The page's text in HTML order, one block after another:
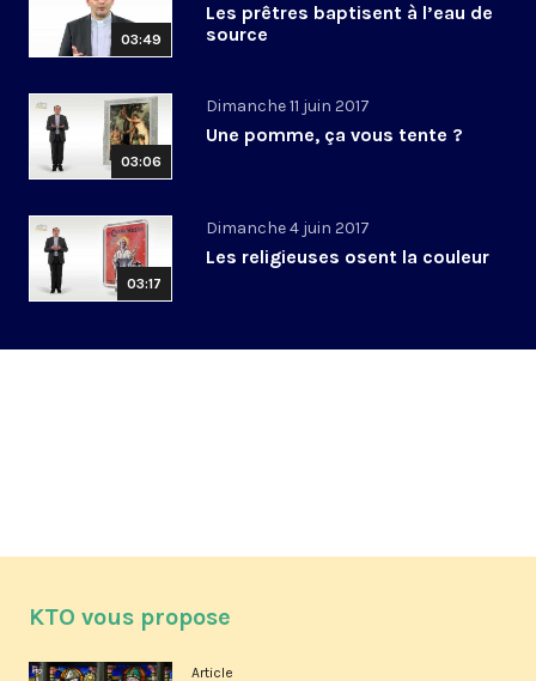
03:49
Les prêtres baptisent à l’eau de
source
03:06
Dimanche 11 juin 2017
Une pomme, ça vous tente ?
03:17
Dimanche 4 juin 2017
Les religieuses osent la couleur
KTO vous propose
Article